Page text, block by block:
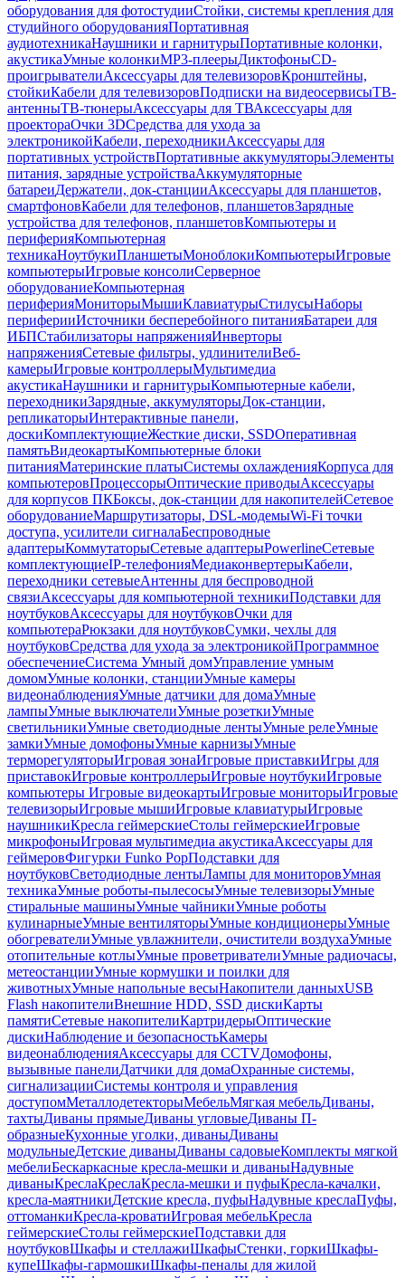
оборудования для фотостудииСтойки, системы крепления для
студийного оборудованияПортативная
аудиотехникаНаушники и гарнитурыПортативные колонки,
акустикаУмные колонкиMP3-плеерыДиктофоныCD-
проигрывателиАксессуары для телевизоровКронштейны,
стойкиКабели для телевизоровПодписки на видеосервисыТВ-
антенныТВ-тюнерыАксессуары для ТВАксессуары для
проектораОчки 3DСредства для ухода за
электроникойКабели, переходникиАксессуары для
портативных устройствПортативные аккумуляторыЭлементы
питания, зарядные устройстваАккумуляторные
батареиДержатели, док-станцииАксессуары для планшетов,
смартфоновКабели для телефонов, планшетовЗарядные
устройства для телефонов, планшетовКомпьютеры и
периферияКомпьютерная
техникаНоутбукиПланшетыМоноблокиКомпьютерыИгровые
компьютерыИгровые консолиСерверное
оборудованиеКомпьютерная
периферияМониторыМышиКлавиатурыСтилусыНаборы
периферииИсточники бесперебойного питанияБатареи для
ИБПСтабилизаторы напряженияИнверторы
напряженияСетевые фильтры, удлинителиВеб-
камерыИгровые контроллерыМультимедиа
акустикаНаушники и гарнитурыКомпьютерные кабели,
переходникиЗарядные, аккумуляторыДок-станции,
репликаторыИнтерактивные панели,
доскиКомплектующиеЖесткие диски, SSDОперативная
памятьВидеокартыКомпьютерные блоки
питанияМатеринские платыСистемы охлажденияКорпуса для
компьютеровПроцессорыОптические приводыАксессуары
для корпусов ПКБоксы, док-станции для накопителейСетевое
оборудованиеМаршрутизаторы, DSL-модемыWi-Fi точки
доступа, усилители сигналаБеспроводные
адаптерыКоммутаторыСетевые адаптерыPowerlineСетевые
комплектующиеIP-телефонияМедиаконвертерыКабели,
переходники сетевыеАнтенны для беспроводной
связиАксессуары для компьютерной техникиПодставки для
ноутбуковАксессуары для ноутбуковОчки для
компьютераРюкзаки для ноутбуковСумки, чехлы для
ноутбуковСредства для ухода за электроникойПрограммное
обеспечениеСистема Умный домУправление умным
домомУмные колонки, станцииУмные камеры
видеонаблюденияУмные датчики для домаУмные
лампыУмные выключателиУмные розеткиУмные
светильникиУмные светодиодные лентыУмные релеУмные
замкиУмные домофоныУмные карнизыУмные
терморегуляторыИгровая зонаИгровые приставкиИгры для
приставокИгровые контроллерыИгровые ноутбукиИгровые
компьютеры Игровые видеокартыИгровые мониторыИгровые
телевизорыИгровые мышиИгровые клавиатурыИгровые
наушникиКресла геймерскиеСтолы геймерскиеИгровые
микрофоныИгровая мультимедиа акустикаАксессуары для
геймеровФигурки Funko PopПодставки для
ноутбуковСветодиодные лентыЛампы для мониторовУмная
техникаУмные роботы-пылесосыУмные телевизорыУмные
стиральные машиныУмные чайникиУмные роботы
кулинарныеУмные вентиляторыУмные кондиционерыУмные
обогревателиУмные увлажнители, очистители воздухаУмные
отопительные котлыУмные проветривателиУмные радиочасы,
метеостанцииУмные кормушки и поилки для
животныхУмные напольные весыНакопители данныхUSB
Flash накопителиВнешние HDD, SSD дискиКарты
памятиСетевые накопителиКартридерыОптические
дискиНаблюдение и безопасностьКамеры
видеонаблюденияАксессуары для CCTVДомофоны,
вызывные панелиДатчики для домаОхранные системы,
сигнализацииСистемы контроля и управления
доступомМеталлодетекторыМебельМягкая мебельДиваны,
тахтыДиваны прямыеДиваны угловыеДиваны П-
образныеКухонные уголки, диваныДиваны
модульныеДетские диваныДиваны садовыеКомплекты мягкой
мебелиБескаркасные кресла-мешки и диваныНадувные
диваныКреслаКреслаКресла-мешки и пуфыКресла-качалки,
кресла-маятникиДетские кресла, пуфыНадувные креслаПуфы,
оттоманкиКресла-кроватиИгровая мебельКресла
геймерскиеСтолы геймерскиеПодставки для
ноутбуковШкафы и стеллажиШкафыСтенки, горкиШкафы-
купеШкафы-гармошкиШкафы-пеналы для жилой